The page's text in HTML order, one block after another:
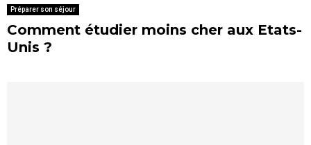
Préparer son séjour
Comment étudier moins cher aux Etats-
Unis ?